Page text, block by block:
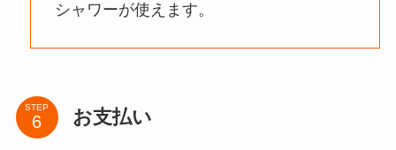
シャワーが使えます。
STEP お支払い